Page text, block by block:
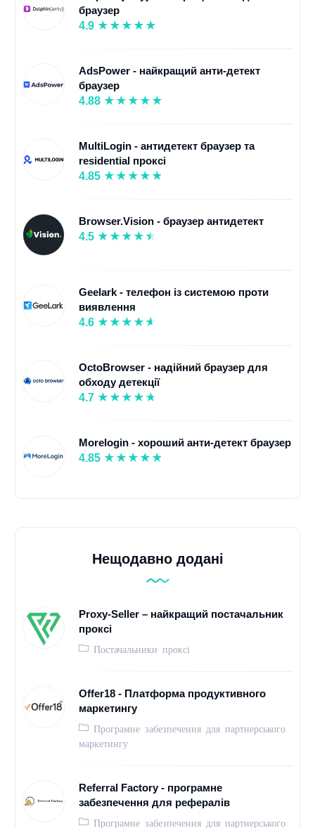
браузер
4.9
AdsPower - найкращий анти-детект
браузер
4.88
MultiLogin - антидетект браузер та
residential проксі
4.85
Browser.Vision - браузер антидетект
4.5
Geelark - телефон із системою проти
виявлення
4.6
OctoBrowser - надійний браузер для
обходу детекції
4.7
Morelogin - хороший анти-детект браузер
4.85
Нещодавно додані
Proxy-Seller – найкращий постачальник
проксі
Постачальники проксі
Offer18 - Платформа продуктивного
маркетингу
Програмне забезпечення для партнерського
маркетингу
Referral Factory - програмне
забезпечення для рефералів
Програмне забезпечення для партнерського